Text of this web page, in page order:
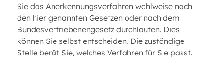
Sie das Anerkennungsverfahren wahlweise nach
den hier genannten Gesetzen oder nach dem
Bundesvertriebenengesetz durchlaufen. Dies
können Sie selbst entscheiden. Die zuständige
Stelle berät Sie, welches Verfahren für Sie passt.